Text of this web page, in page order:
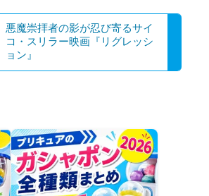
悪魔崇拝者の影が忍び寄るサイ
コ・スリラー映画『リグレッシ
ョン』